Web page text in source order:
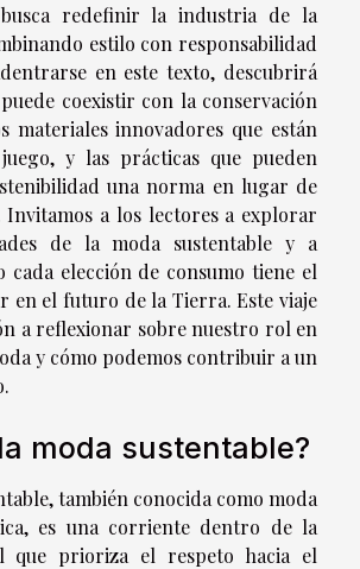
redefinir la industria de la
estilo con responsabilidad
en este texto, descubrirá
coexistir con la conservación
materiales innovadores que están
y las prácticas que pueden
una norma en lugar de
Invitamos a los lectores a explorar
de la moda sustentable y a
cada elección de consumo tiene el
en el futuro de la Tierra. Este viaje
a reflexionar sobre nuestro rol en
y cómo podemos contribuir a un
moda sustentable?
también conocida como moda
es una corriente dentro de la
que prioriza el respeto hacia el